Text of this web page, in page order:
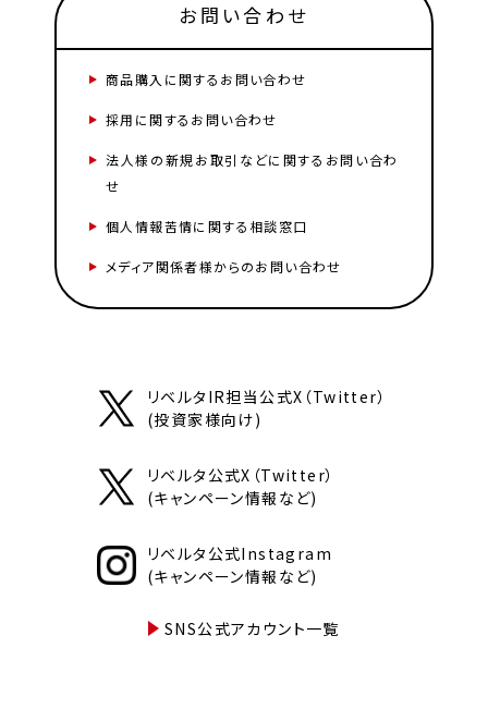
お問い合わせ
商品購入に関するお問い合わせ
採用に関するお問い合わせ
法人様の新規お取引などに関するお問い合わ
せ
個人情報苦情に関する相談窓口
メディア関係者様からのお問い合わせ
リベルタIR担当公式X（Twitter）
(投資家様向け)
リベルタ公式X（Twitter）
(キャンペーン情報など)
リベルタ公式Instagram
(キャンペーン情報など)
SNS公式アカウント一覧